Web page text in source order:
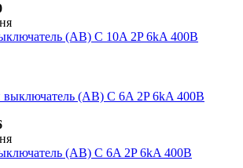
(АВ) C 10A 2P 6kA 400В
(АВ) C 6A 2P 6kA 400В